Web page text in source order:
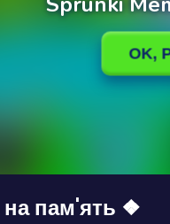
на пам'ять ❖